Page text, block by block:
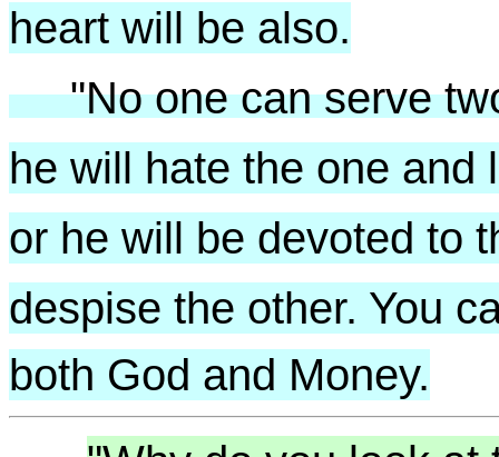
heart will be also.
"No one can serve
he will hate the one and
or he will be devoted to
despise the other. You
both God and Money.